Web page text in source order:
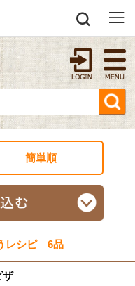
簡単順
レシピ 6品
ザ